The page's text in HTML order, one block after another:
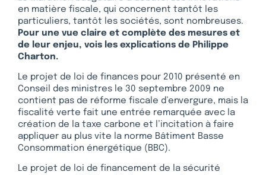
en matière fiscale, qui concernent tantôt les
particuliers, tantôt les sociétés, sont nombreuses.
Pour une vue claire et complète des mesures et
de leur enjeu, vois les explications de Philippe
Charton.
Le projet de loi de finances pour 2010 présenté en
Conseil des ministres le 30 septembre 2009 ne
contient pas de réforme fiscale d’envergure, mais la
fiscalité verte fait une entrée remarquée avec la
création de la taxe carbone et l’incitation à faire
appliquer au plus vite la norme Bâtiment Basse
Consommation énergétique (BBC).
Le projet de loi de financement de la sécurité